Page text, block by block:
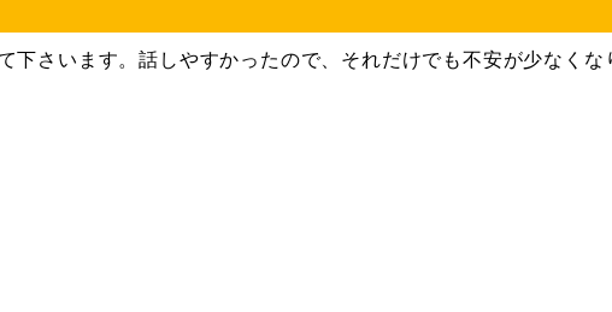
下さいます。話しやすかったので、それだけでも不安が少なくな